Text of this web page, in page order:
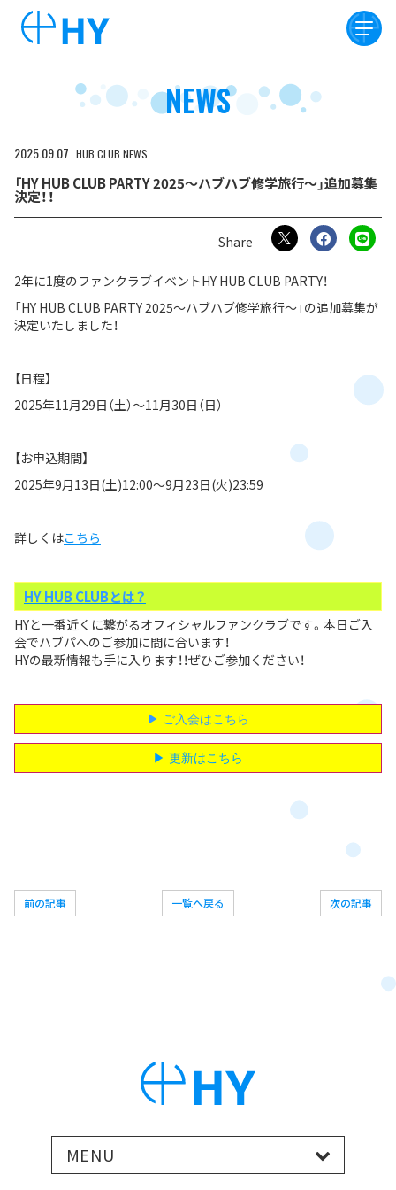
NEWS
20250907 HUB CLUB NEWS
「HY HUB CLUB PARTY 2025～ハブハブ修学旅行～」追加募集
決定！！
2年に1度のファンクラブイベントHY HUB CLUB PARTY！
「HY HUB CLUB PARTY 2025～ハブハブ修学旅行～」の追加募集が
決定いたしました！
【日程】
2025年11月29日（土）～11月30日（日）
【お申込期間】
2025年9月13日(土)12:00～9月23日(火)23:59
詳しくはこちら
HY HUB CLUBとは？
HYと一番近くに繋がるオフィシャルファンクラブです。本日ご入
会でハブパへのご参加に間に合います！
HYの最新情報も手に入ります！！ぜひご参加ください！
▶︎ ご入会はこちら
▶︎ 更新はこちら
次の記事
一覧へ戻る
前の記事
MENU